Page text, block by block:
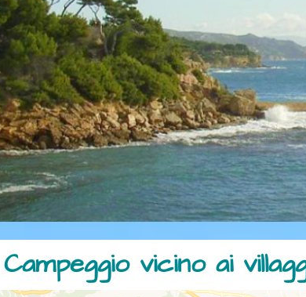
Campeggio vicino ai